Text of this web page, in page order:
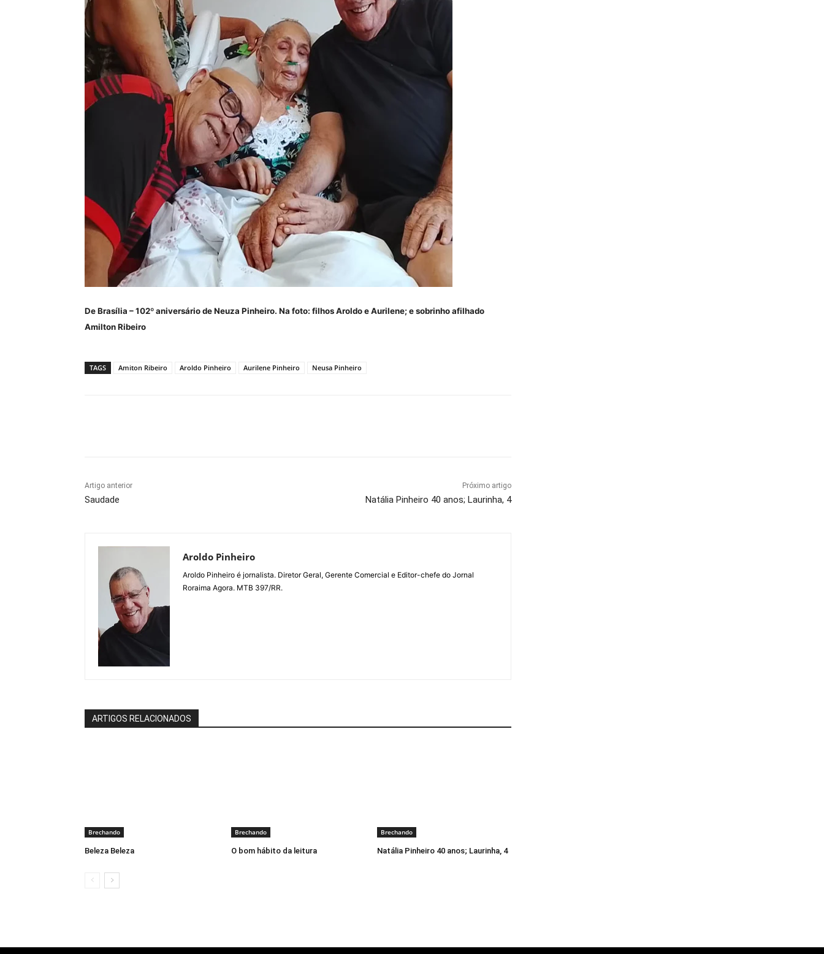
De Brasília – 102º aniversário de Neuza Pinheiro. Na foto: filhos Aroldo e Aurilene; e sobrinho afilhado
Amilton Ribeiro
TAGS Amiton Ribeiro Aroldo Pinheiro Aurilene Pinheiro Neusa Pinheiro
Artigo anterior
Saudade
Próximo artigo
Natália Pinheiro 40 anos; Laurinha, 4
Aroldo Pinheiro
Aroldo Pinheiro é jornalista. Diretor Geral, Gerente Comercial e Editor-chefe do Jornal
Roraima Agora. MTB 397/RR.
ARTIGOS RELACIONADOS
Brechando
Beleza Beleza
Brechando
O bom hábito da leitura
Brechando
Natália Pinheiro 40 anos; Laurinha, 4